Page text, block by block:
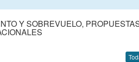
Y SOBREVUELO,